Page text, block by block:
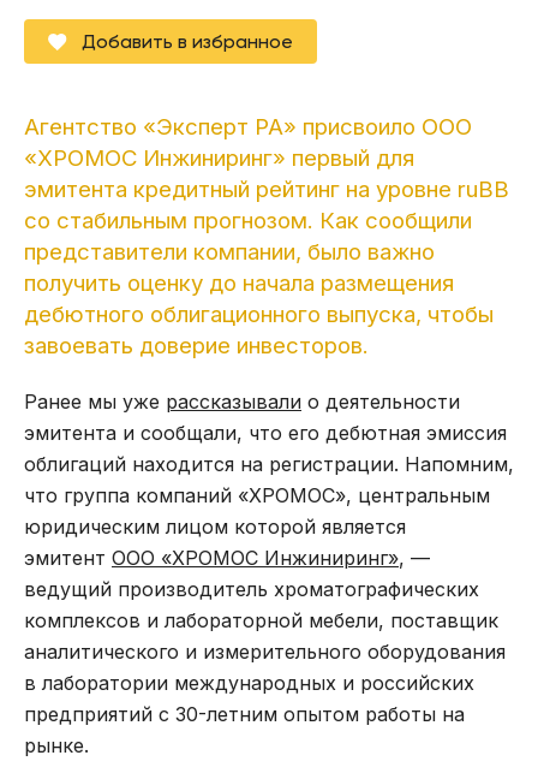
Добавить в избранное
Агентство «Эксперт РА» присвоило ООО
«ХРОМОС Инжиниринг» первый для
эмитента кредитный рейтинг на уровне ruBB
со стабильным прогнозом. Как сообщили
представители компании, было важно
получить оценку до начала размещения
дебютного облигационного выпуска, чтобы
завоевать доверие инвесторов.
Ранее мы уже рассказывали о деятельности
эмитента и сообщали, что его дебютная эмиссия
облигаций находится на регистрации. Напомним,
что группа компаний «ХРОМОС», центральным
юридическим лицом которой является
эмитент ООО «ХРОМОС Инжиниринг», —
ведущий производитель хроматографических
комплексов и лабораторной мебели, поставщик
аналитического и измерительного оборудования
в лаборатории международных и российских
предприятий с 30-летним опытом работы на
рынке.